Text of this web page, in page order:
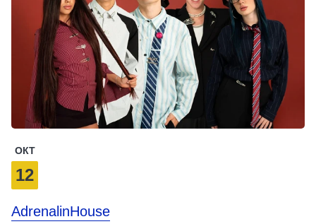
ОКТ
12
AdrenalinHouse